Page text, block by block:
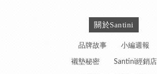
關於Santini
品牌故事 小編週報
襯墊秘密 Santini經銷店